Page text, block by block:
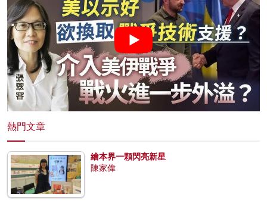
熱門文章
繪本界一顆閃亮新星
陳家偉